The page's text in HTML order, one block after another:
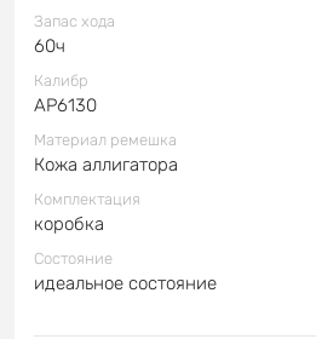
Запас хода
60ч
Калибр
AP6130
Материал ремешка
Кожа аллигатора
Комплектация
коробка
Состояние
идеальное состояние